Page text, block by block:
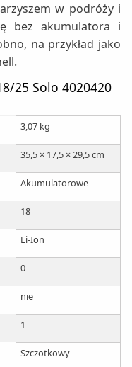
w podróży i
bez akumulatora i
na przykład jako
25 Solo 4020420
3,07 kg
35,5 × 17,5 × 29,5 cm
Akumulatorowe
18
Li-Ion
0
nie
1
Szczotkowy